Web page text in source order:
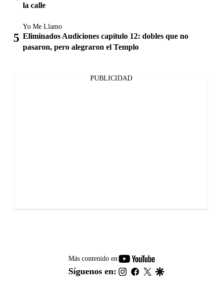
la calle
Yo Me Llamo
Eliminados Audiciones capítulo 12: dobles que no
pasaron, pero alegraron el Templo
PUBLICIDAD
Más contenido en
youtube-
footer
Síguenos en: instagram
facebook
twitter